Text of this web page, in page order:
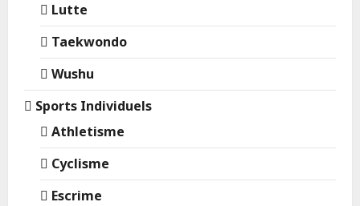
Lutte
Taekwondo
Wushu
Sports Individuels
Athletisme
Cyclisme
Escrime